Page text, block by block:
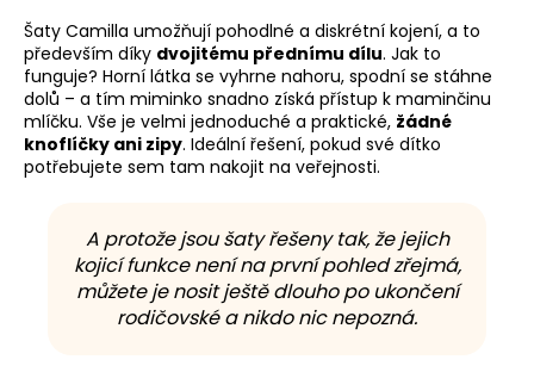
Šaty Camilla umožňují pohodlné a diskrétní kojení, a to
především díky dvojitému přednímu dílu. Jak to
funguje? Horní látka se vyhrne nahoru, spodní se stáhne
dolů – a tím miminko snadno získá přístup k maminčinu
mlíčku. Vše je velmi jednoduché a praktické, žádné
knoflíčky ani zipy. Ideální řešení, pokud své dítko
potřebujete sem tam nakojit na veřejnosti.
A protože jsou šaty řešeny tak, že jejich
kojicí funkce není na první pohled zřejmá,
můžete je nosit ještě dlouho po ukončení
rodičovské a nikdo nic nepozná.